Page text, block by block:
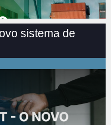
sistema de